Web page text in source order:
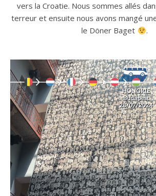
vers la Croatie. Nous sommes allés
terreur et ensuite nous avons mangé
le Döner Baget
.